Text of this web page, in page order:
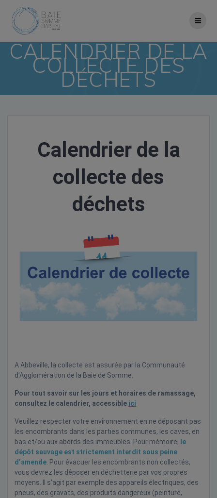
CALENDRIER DE LA
COLLECTE DES
DÉCHETS
Calendrier de la
collecte des
déchets
A Abbeville, la collecte est assurée par la Communauté
d’Agglomération de la Baie de Somme.
Pour tout savoir sur les jours et horaires de ramassage,
consultez le calendrier, accessible ici
Veuillez respecter votre environnement en ne déposant pas
les encombrants dans les parties communes, les caves, en
bas et/ou aux abords des immeubles. Pour mémoire, le
dépôt sauvage est strictement interdit sous peine
d’amende . Pour évacuer les encombrants non collectés,
vous devrez les déposer en déchetterie par vos propres
moyens. Il s’agit par exemple des appareils électriques, des
pneus, des gravats, des produits dangereux (peinture,